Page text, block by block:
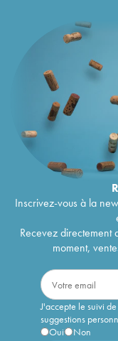
Inscrivez-vous à la
Recevez directement
moment,
J'accepte le suivi
suggestions
Oui
Non